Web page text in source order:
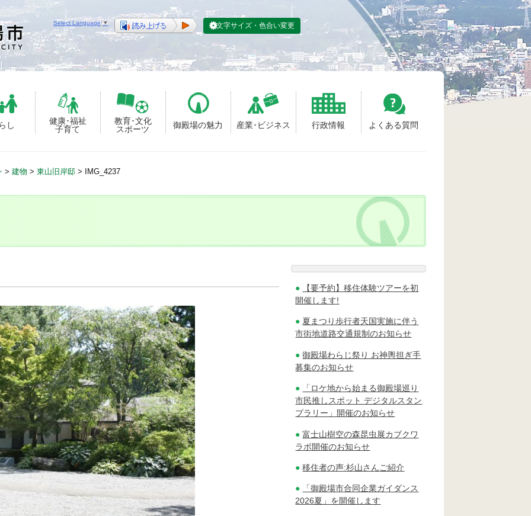
し
健康･福祉
子育て
教育･文化
スポーツ
御殿場の魅力 産業･ビジネス 行政情報 よくある質問
Select Language ▼ 文字サイズ・色合い変更
> 建物 > 東山旧岸邸 > IMG_4237
【要予約】移住体験ツアーを初
開催します!
夏まつり歩行者天国実施に伴う
市街地道路交通規制のお知らせ
御殿場わらじ祭り お神輿担ぎ手
募集のお知らせ
「ロケ地から始まる御殿場巡り
市民推しスポット デジタルスタン
プラリー」開催のお知らせ
富士山樹空の森昆虫展カブクワ
ラボ開催のお知らせ
移住者の声:杉山さんご紹介
「御殿場市合同企業ガイダンス
2026夏」を開催します